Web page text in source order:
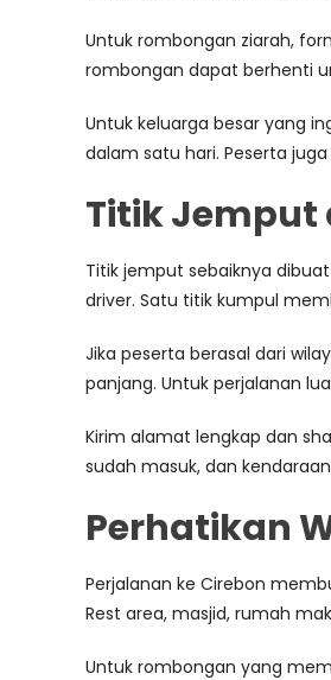
Untuk rombongan ziarah,
rombongan dapat berhenti
Untuk keluarga besar yang
dalam satu hari. Peserta
Titik Jemput
Titik jemput sebaiknya
driver. Satu titik kumpul
Jika peserta berasal dari
panjang. Untuk perjalanan
Kirim alamat lengkap dan
sudah masuk, dan
Perhatikan
Perjalanan ke Cirebon
Rest area, masjid, rumah
Untuk rombongan yang